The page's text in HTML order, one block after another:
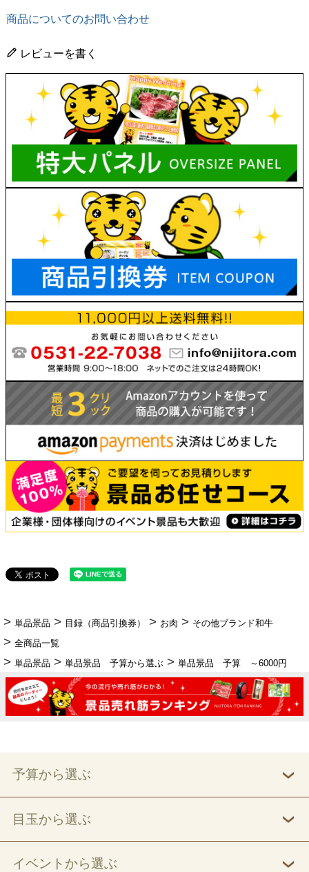
商品についてのお問い合わせ
レビューを書く
単品景品 目録（商品引換券） お肉
その他ブランド和牛
全商品一覧
単品景品
単品景品 予算から選ぶ 単品景品 予算 ～6000円
予算から選ぶ
目玉から選ぶ
イベントから選ぶ